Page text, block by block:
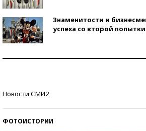
Знаменитости и
успеха со второй попытки
Новости СМИ2
ФОТОИСТОРИИ